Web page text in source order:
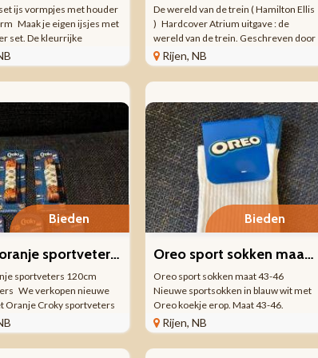
ijs vormpjes met houder
Maak je eigen ijsjes met
set. De kleurrijke
voor plezier en zijn
te gebruiken. Perfect voor
dagen. Kleur plastic
De wereld van de trein ( Hamilton Ellis
) Hardcover Atrium uitgave : de
wereld van de trein. Geschreven door
C. Hamilton Ellis. Met papieren
stofomslag. Aantal bladzijden : 240.
Formaat : 27 x 30 x 3 cm. Voor de ...
Rijen, NB
Bieden
Croky oranje sportveters 120cm nieuw veters
sportveters 120cm
We verkopen nieuwe
Oranje Croky sportveters
lang. In elk pakje zit een
Bod is voor 1 paar. Wilt u
tegelijk kopen, geef dit
Bieden
Oreo sport sokken maat 43-46 Nieuw
Oreo sport sokken maat 43-46
Nieuwe sportsokken in blauw wit met
Oreo koekje erop. Maat 43-46.
Materiaal 69 % katoen, 27 %
polyamide en 4% elastaan . Wasbaar
op 30 graden . Wij verkopen nog meer
Rijen, NB